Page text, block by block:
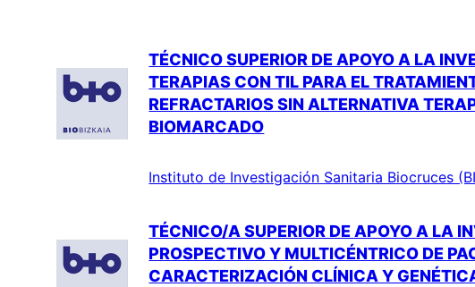
TÉCNICO SUPERIOR DE APOYO A LA
TERAPIAS CON TIL PARA EL
REFRACTARIOS SIN ALTERNATIVA
BIOMARCADO
Instituto de Investigación Sanitaria Biocruces
TÉCNICO/A SUPERIOR DE APOYO A LA
PROSPECTIVO Y MULTICÉNTRICO DE
CARACTERIZACIÓN CLÍNICA Y